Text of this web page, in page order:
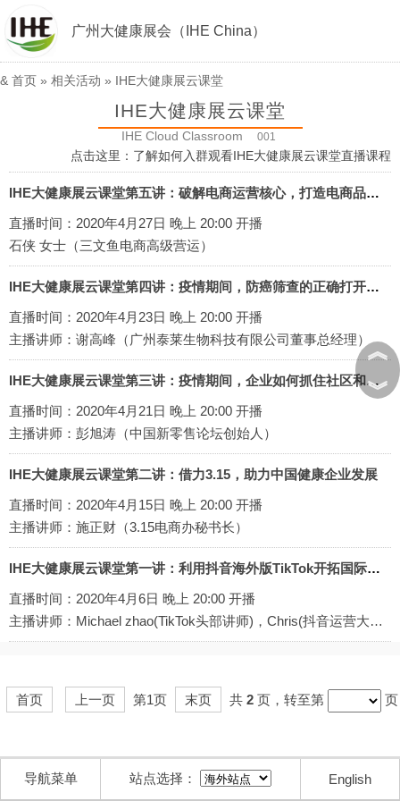
广州大健康展会（IHE China）
& 首页 » 相关活动 » IHE大健康展云课堂
IHE大健康展云课堂
IHE Cloud Classroom 001
点击这里： 了解如何入群观看IHE大健康展云课堂直播课程
IHE大健康展云课堂第五讲：破解电商运营核心，打造电商品牌爆款！
直播时间：2020年4月27日 晚上 20:00 开播
石侠 女士（三文鱼电商高级营运）
IHE大健康展云课堂第四讲：疫情期间，防癌筛查的正确打开方式！
直播时间：2020年4月23日 晚上 20:00 开播
主播讲师：谢高峰（广州泰莱生物科技有限公司董事总经理）
IHE大健康展云课堂第三讲：疫情期间，企业如何抓住社区和社群团购商机？
直播时间：2020年4月21日 晚上 20:00 开播
主播讲师：彭旭涛（中国新零售论坛创始人）
IHE大健康展云课堂第二讲：借力3.15，助力中国健康企业发展
直播时间：2020年4月15日 晚上 20:00 开播
主播讲师：施正财（3.15电商办秘书长）
IHE大健康展云课堂第一讲：利用抖音海外版TikTok开拓国际健康市场
直播时间：2020年4月6日 晚上 20:00 开播
主播讲师：Michael zhao(TikTok头部讲师)，Chris(抖音运营大V助理讲师)
首页 上一页 第1页 末页 共 2 页，转至第 页
︽
︾
导航菜单 站点选择： English